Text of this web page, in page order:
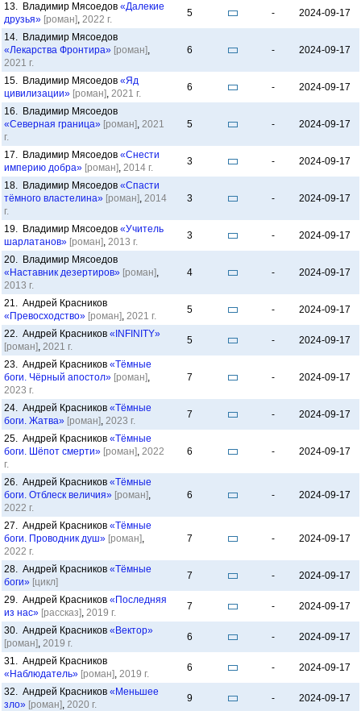
13. Владимир Мясоедов «Далекие
друзья» [роман], 2022 г.
5 - 2024-09-17
14. Владимир Мясоедов
«Лекарства Фронтира» [роман],
2021 г.
6 - 2024-09-17
15. Владимир Мясоедов «Яд
цивилизации» [роман], 2021 г.
6 - 2024-09-17
16. Владимир Мясоедов
«Северная граница» [роман], 2021
г.
5 - 2024-09-17
17. Владимир Мясоедов «Снести
империю добра» [роман], 2014 г.
3 - 2024-09-17
18. Владимир Мясоедов «Спасти
тёмного властелина» [роман], 2014
г.
3 - 2024-09-17
19. Владимир Мясоедов «Учитель
шарлатанов» [роман], 2013 г.
3 - 2024-09-17
20. Владимир Мясоедов
«Наставник дезертиров» [роман],
2013 г.
4 - 2024-09-17
21. Андрей Красников
«Превосходство» [роман], 2021 г.
5 - 2024-09-17
22. Андрей Красников «INFINITY»
[роман], 2021 г.
5 - 2024-09-17
23. Андрей Красников «Тёмные
боги. Чёрный апостол» [роман],
2023 г.
7 - 2024-09-17
24. Андрей Красников «Тёмные
боги. Жатва» [роман], 2023 г.
7 - 2024-09-17
25. Андрей Красников «Тёмные
боги. Шёпот смерти» [роман], 2022
г.
6 - 2024-09-17
26. Андрей Красников «Тёмные
боги. Отблеск величия» [роман],
2022 г.
6 - 2024-09-17
27. Андрей Красников «Тёмные
боги. Проводник душ» [роман],
2022 г.
7 - 2024-09-17
28. Андрей Красников «Тёмные
боги» [цикл]
7 - 2024-09-17
29. Андрей Красников «Последняя
из нас» [рассказ], 2019 г.
7 - 2024-09-17
30. Андрей Красников «Вектор»
[роман], 2019 г.
6 - 2024-09-17
31. Андрей Красников
«Наблюдатель» [роман], 2019 г.
6 - 2024-09-17
32. Андрей Красников «Меньшее
зло» [роман], 2020 г.
9 - 2024-09-17